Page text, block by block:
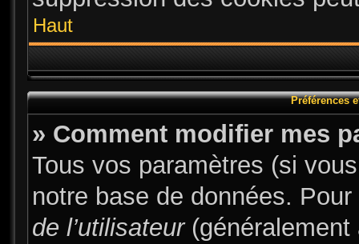
Haut
Préférences
» Comment modifier mes
Tous vos paramètres (si
notre base de données.
de l’utilisateur(généralement